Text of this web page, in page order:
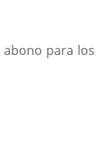
externa.
para